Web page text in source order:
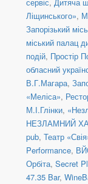
Ліщинського»,
Запорізький
міський палац
подій, Простір
обласний
В.Г.Магара,
«Меліса»,
М.І.Глінки,
НЕЗЛАМНИЙ
pub, Театр
Performance,
Орбіта, Secret
47.35 Bar,